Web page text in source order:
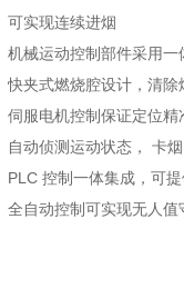
可实现连续进烟
机械运动控制部件采用一
快夹式燃烧腔设计，清除
伺服电机控制保证定位精
自动侦测运动状态， 卡
PLC 控制一体集成，可
全自动控制可实现无人值